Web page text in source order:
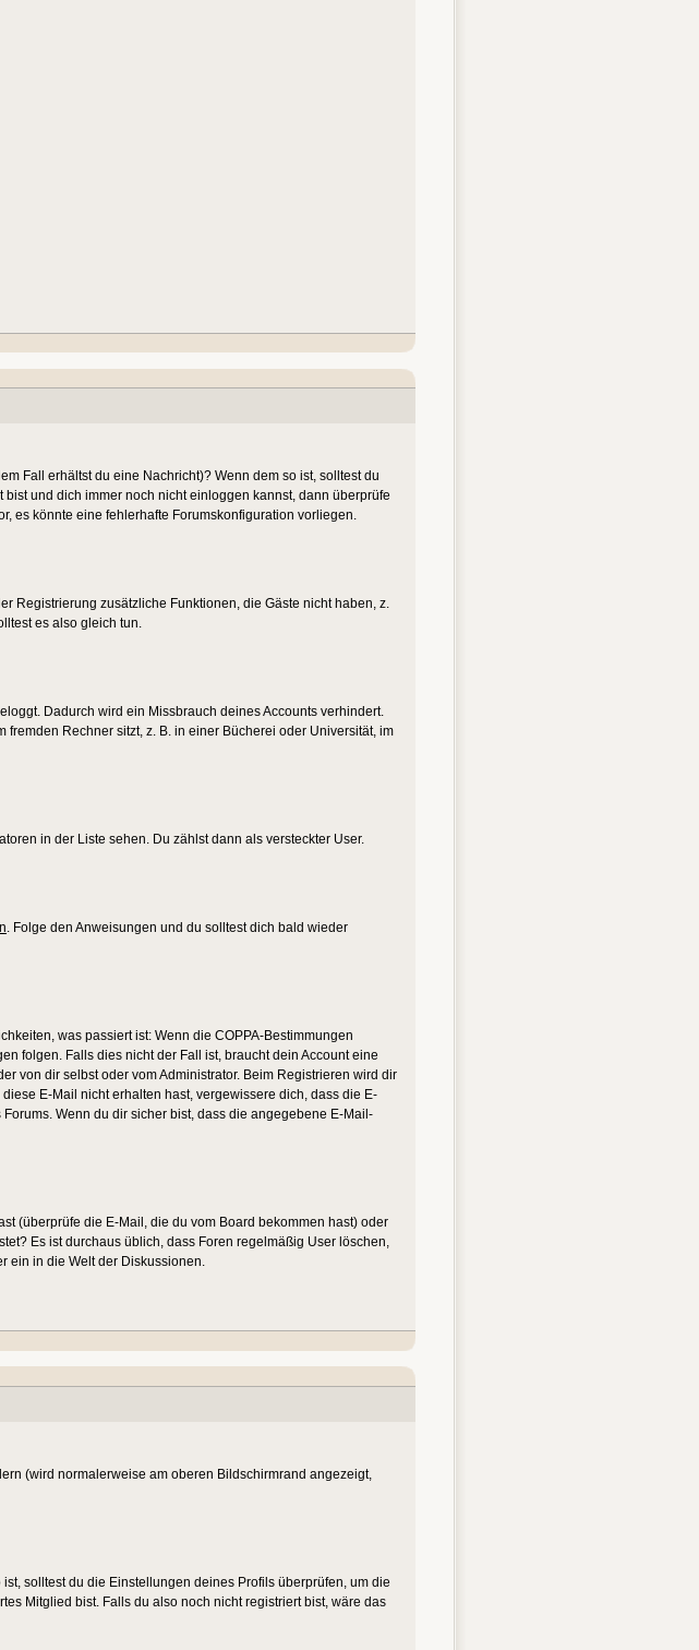
Fall erhältst du eine Nachricht)? Wenn dem so ist, solltest du
und dich immer noch nicht einloggen kannst, dann überprüfe
es könnte eine fehlerhafte Forumskonfiguration vorliegen.
Registrierung zusätzliche Funktionen, die Gäste nicht haben, z.
es also gleich tun.
Dadurch wird ein Missbrauch deines Accounts verhindert.
Rechner sitzt, z. B. in einer Bücherei oder Universität, im
in der Liste sehen. Du zählst dann als versteckter User.
. Folge den Anweisungen und du solltest dich bald wieder
was passiert ist: Wenn die COPPA-Bestimmungen
folgen. Falls dies nicht der Fall ist, braucht dein Account eine
von dir selbst oder vom Administrator. Beim Registrieren wird dir
E-Mail nicht erhalten hast, vergewissere dich, dass die E-
Wenn du dir sicher bist, dass die angegebene E-Mail-
(überprüfe die E-Mail, die du vom Board bekommen hast) oder
Es ist durchaus üblich, dass Foren regelmäßig User löschen,
ein in die Welt der Diskussionen.
(wird normalerweise am oberen Bildschirmrand angezeigt,
solltest du die Einstellungen deines Profils überprüfen, um die
Mitglied bist. Falls du also noch nicht registriert bist, wäre das